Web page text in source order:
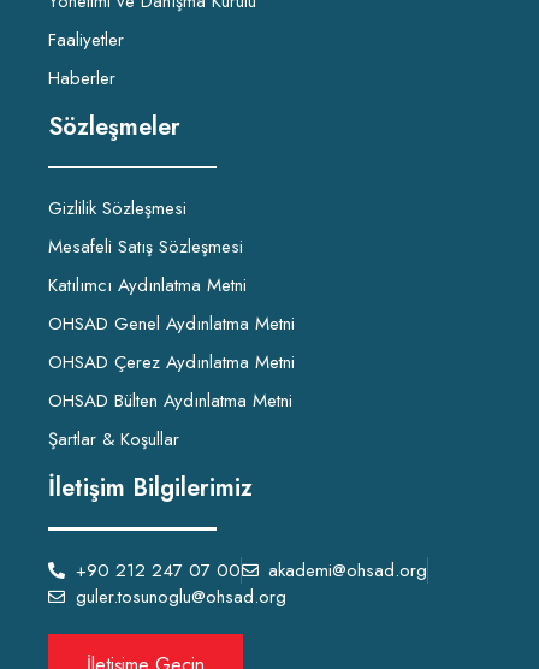
Faaliyetler
Haberler
Sözleşmeler
Gizlilik Sözleşmesi
Mesafeli Satış Sözleşmesi
Katılımcı Aydınlatma Metni
OHSAD Genel Aydınlatma Metni
OHSAD Çerez Aydınlatma Metni
OHSAD Bülten Aydınlatma Metni
Şartlar & Koşullar
İletişim Bilgilerimiz
+90 212 247 07 00
akademi@ohsad.org
guler.tosunoglu@ohsad.org